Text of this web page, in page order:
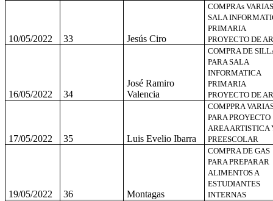
10/05/2022 33 Jesús Ciro
COMPRAs VARIAS
SALA
PRIMARIA
PROYECTO DE
16/05/2022 34
José Ramiro
Valencia
COMPRA DE
PARA SALA
INFORMATICA
PRIMARIA
PROYECTO DE
17/05/2022 35 Luis Evelio Ibarra
COMPPRA
PARA PROYECTO
AREA ARTISTICA
PREESCOLAR
19/05/2022 36 Montagas
COMPRA DE GAS
PARA PREPARAR
ALIMENTOS A
ESTUDIANTES
INTERNAS